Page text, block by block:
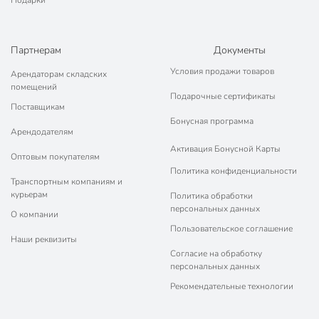
Партнерам
Арендаторам складских
помещений
Поставщикам
Арендодателям
Оптовым покупателям
Транспортным компаниям и
курьерам
О компании
Наши реквизиты
Документы
Условия продажи товаров
Подарочные сертификаты
Бонусная программа
Активация Бонусной Карты
Политика конфиденциальности
Политика обработки
персональных данных
Пользовательское соглашение
Согласие на обработку
персональных данных
Рекомендательные технологии